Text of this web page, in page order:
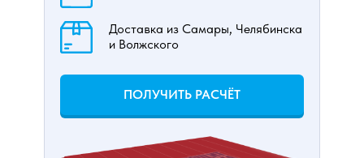
ПОЛУЧИТЬ РАСЧЁТ
Доставка из Самары, Челябинска
и Волжского